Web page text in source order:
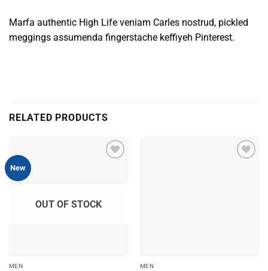
Marfa authentic High Life veniam Carles nostrud, pickled
meggings assumenda fingerstache keffiyeh Pinterest.
RELATED PRODUCTS
New
OUT OF STOCK
MEN MEN